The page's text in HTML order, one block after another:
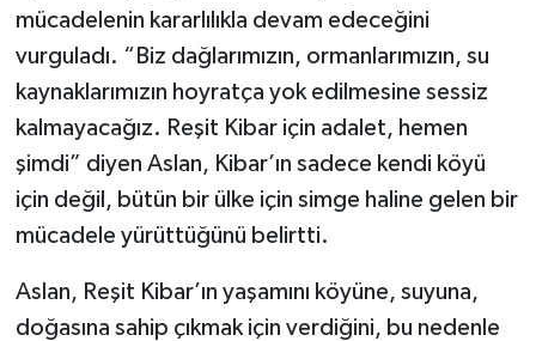
mücadelenin kararlılıkla devam edeceğini
vurguladı. “Biz dağlarımızın, ormanlarımızın, su
kaynaklarımızın hoyratça yok edilmesine sessiz
kalmayacağız. Reşit Kibar için adalet, hemen
şimdi” diyen Aslan, Kibar’ın sadece kendi köyü
için değil, bütün bir ülke için simge haline gelen bir
mücadele yürüttüğünü belirtti.
Aslan, Reşit Kibar’ın yaşamını köyüne, suyuna,
doğasına sahip çıkmak için verdiğini, bu nedenle